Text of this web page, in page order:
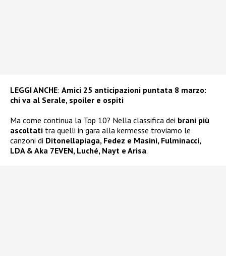
LEGGI ANCHE: Amici 25 anticipazioni puntata 8 marzo:
chi va al Serale, spoiler e ospiti
Ma come continua la Top 10? Nella classifica dei brani più
ascoltati tra quelli in gara alla kermesse troviamo le
canzoni di Ditonellapiaga, Fedez e Masini, Fulminacci,
LDA & Aka 7EVEN, Luché, Nayt e Arisa.